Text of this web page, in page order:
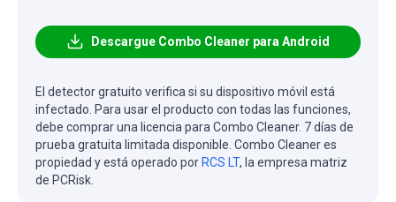
Descargue Combo Cleaner para Android
El detector gratuito verifica si su dispositivo móvil está
infectado. Para usar el producto con todas las funciones,
debe comprar una licencia para Combo Cleaner. 7 días de
prueba gratuita limitada disponible. Combo Cleaner es
propiedad y está operado por RCS LT, la empresa matriz
de PCRisk.